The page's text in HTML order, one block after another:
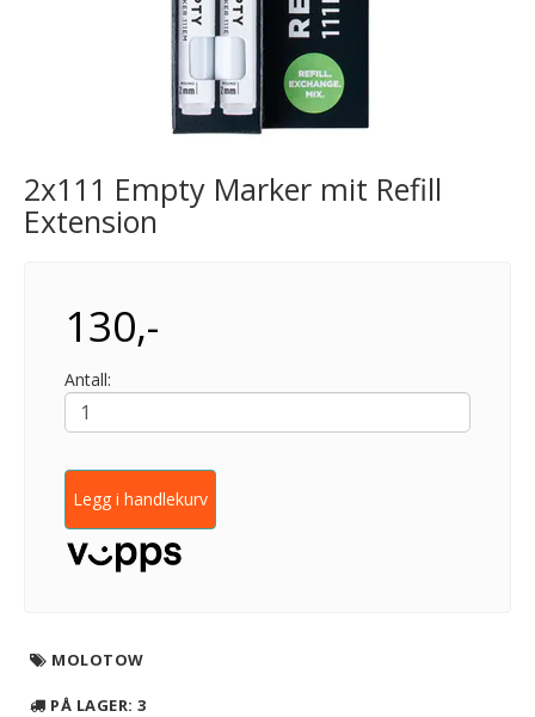
2x111 Empty Marker mit Refill
Extension
130,-
Antall:
Legg i handlekurv
MOLOTOW
PÅ LAGER: 3